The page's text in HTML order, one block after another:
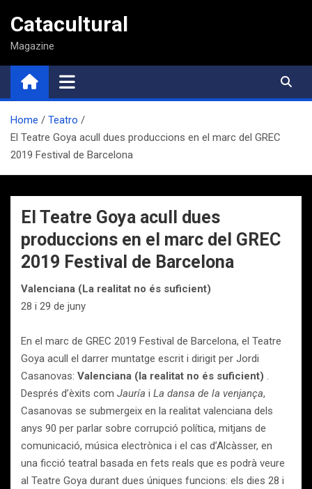
contenido
Catacultural
Magazine
Home
Teatro
El Teatre Goya acull dues produccions en el marc del GREC
2019 Festival de Barcelona
El Teatre Goya acull dues
produccions en el marc del GREC
2019 Festival de Barcelona
Valenciana (La realitat no és suficient)
28 i 29 de juny
En el marc de GREC 2019 Festival de Barcelona, el Teatre
Goya acull el darrer muntatge escrit i dirigit per Jordi
Casanovas: Valenciana (la realitat no és suficient) .
Després d’èxits com Jauría i La dansa de la venjança,
Casanovas se submergeix en la realitat valenciana dels
anys 90 per parlar sobre corrupció política, mitjans de
comunicació, música electrònica i el cas d’Alcàsser, en
una ficció teatral basada en fets reals que es podrà veure
al Teatre Goya durant dues úniques funcions: els dies 28 i